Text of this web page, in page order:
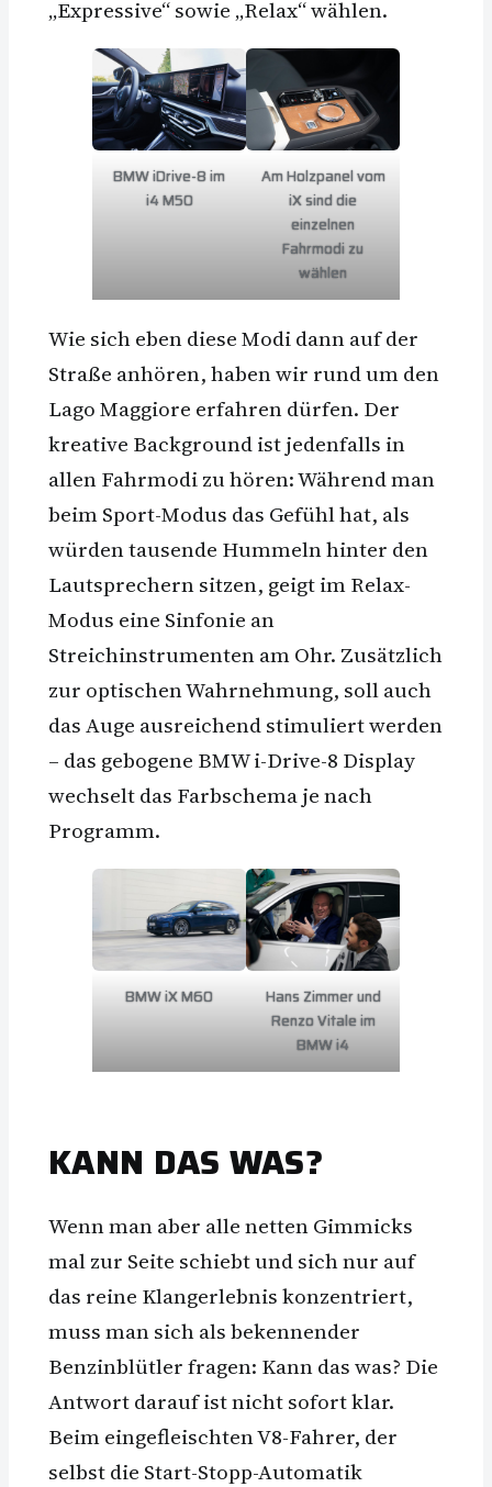
„Expressive“ sowie „Relax“ wählen.
BMW iDrive-8 im
i4 M50
Am Holzpanel vom
iX sind die
einzelnen
Fahrmodi zu
wählen
Wie sich eben diese Modi dann auf der
Straße anhören, haben wir rund um den
Lago Maggiore erfahren dürfen. Der
kreative Background ist jedenfalls in
allen Fahrmodi zu hören: Während man
beim Sport-Modus das Gefühl hat, als
würden tausende Hummeln hinter den
Lautsprechern sitzen, geigt im Relax-
Modus eine Sinfonie an
Streichinstrumenten am Ohr. Zusätzlich
zur optischen Wahrnehmung, soll auch
das Auge ausreichend stimuliert werden
– das gebogene BMW i-Drive-8 Display
wechselt das Farbschema je nach
Programm.
BMW iX M60
Hans Zimmer und
Renzo Vitale im
BMW i4
KANN DAS WAS?
Wenn man aber alle netten Gimmicks
mal zur Seite schiebt und sich nur auf
das reine Klangerlebnis konzentriert,
muss man sich als bekennender
Benzinblütler fragen: Kann das was? Die
Antwort darauf ist nicht sofort klar.
Beim eingefleischten V8-Fahrer, der
selbst die Start-Stopp-Automatik